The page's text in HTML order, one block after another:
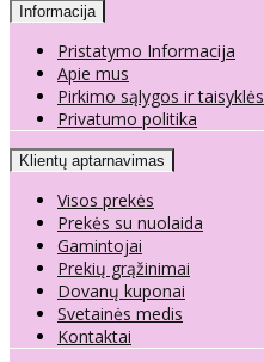
Informacija
Pristatymo Informacija
Apie mus
Pirkimo sąlygos ir taisyklės
Privatumo politika
Klientų aptarnavimas
Visos prekės
Prekės su nuolaida
Gamintojai
Prekių grąžinimai
Dovanų kuponai
Svetainės medis
Kontaktai